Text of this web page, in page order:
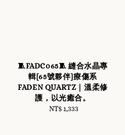
🧵FADC065🧵 縫合水晶專
輯[65號夥伴]療傷系
FADEN QUARTZ｜溫柔修
護，以光癒合。
Regular
NT$ 1,333